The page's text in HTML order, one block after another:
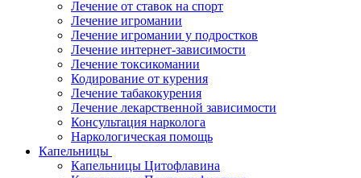
Лечение от ставок на спорт
Лечение игромании
Лечение игромании у подростков
Лечение интернет-зависимости
Лечение токсикомании
Кодирование от курения
Лечение табакокурения
Лечение лекарственной зависимости
Консультация нарколога
Наркологическая помощь
Капельницы
Капельницы Цитофлавина